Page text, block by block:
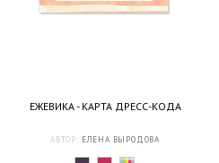
ЕЖЕВИКА - КАРТА ДРЕСС-КОДА
АВТОР: ЕЛЕНА ВЫРОДОВА